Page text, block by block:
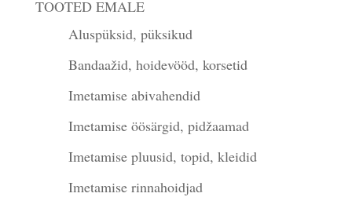
TOOTED EMALE
Aluspüksid, püksikud
Bandaažid, hoidevööd, korsetid
Imetamise abivahendid
Imetamise öösärgid, pidžaamad
Imetamise pluusid, topid, kleidid
Imetamise rinnahoidjad